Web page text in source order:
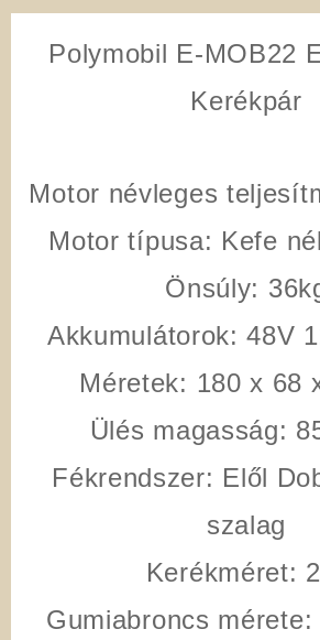
Polymobil E-MOB22
Kerékpár
Motor névleges
Motor típusa: Kefe
Önsúly:
Akkumulátorok: 48V
Méretek: 180 x 68
Ülés magasság:
Fékrendszer: Elől
szalag
Kerékméret:
Gumiabroncs mérete: